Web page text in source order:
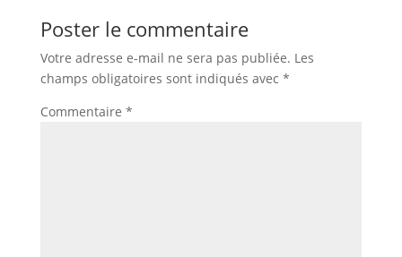
Poster le commentaire
Votre adresse e-mail ne sera pas publiée. Les
champs obligatoires sont indiqués avec *
Commentaire *